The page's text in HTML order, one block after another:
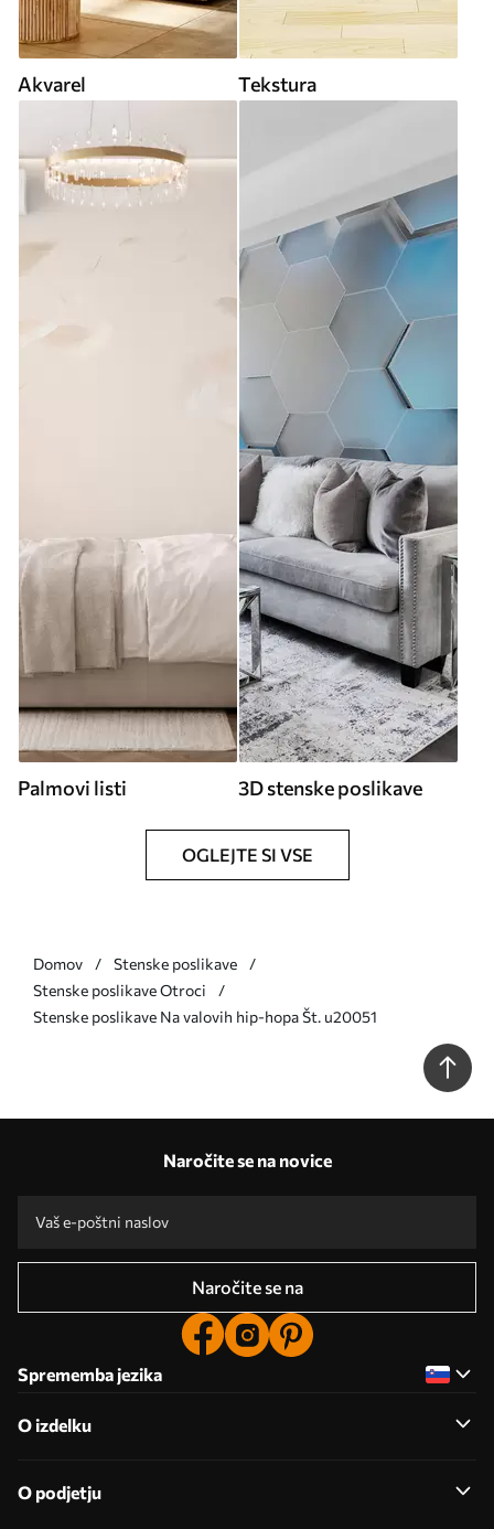
Akvarel Tekstura
Palmovi listi 3D stenske poslikave
OGLEJTE SI VSE
Domov
Stenske poslikave
Stenske poslikave Otroci
Stenske poslikave Na valovih hip-hopa Št. u20051
Naročite se na novice
Naročite se na
Sprememba jezika
O izdelku
O podjetju